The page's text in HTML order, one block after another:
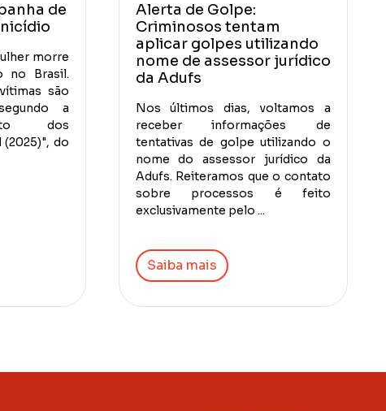
de
morre
no Brasil.
são
a
dos
(2025)", do
Alerta de Golpe:
Criminosos tentam
aplicar golpes utilizando
nome de assessor jurídico
da Adufs
Nos últimos dias, voltamos a
receber informações de
tentativas de golpe utilizando o
nome do assessor jurídico da
Adufs. Reiteramos que o contato
sobre processos é feito
exclusivamente pelo ...
Saiba mais